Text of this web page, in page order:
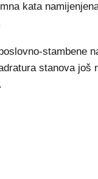
kata
stambene
stanova još